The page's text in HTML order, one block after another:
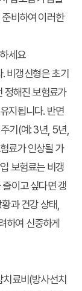
비하여 이러한
세요
비갱신형은 초기
정해진 보험료가
지됩니다. 반면
기(예: 3년, 5년,
료가 인상될 가
보험료는 비갱
이고 싶다면 갱
과 건강 상태,
하여 신중하게
료비(방사선치